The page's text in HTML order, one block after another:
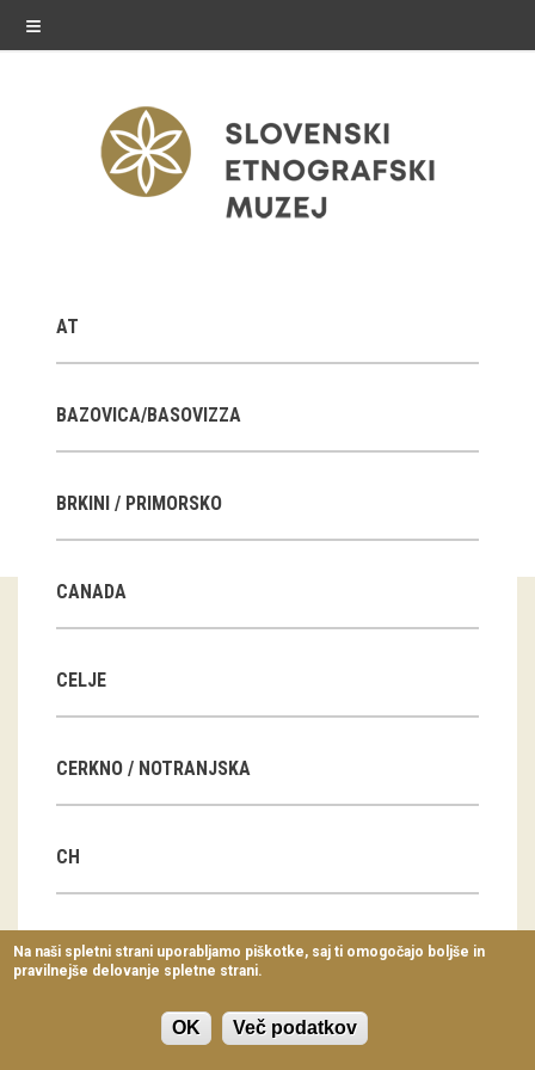
≡
Stalne razstave
Občasne razstave
E-razstave
Arhiv razstav
dogodki
Predavanja
Delavnice
Vodeni ogledi
AT
BAZOVICA/BASOVIZZA
BRKINI / PRIMORSKO
CANADA
CELJE
CERKNO / NOTRANJSKA
CH
CN
Na naši spletni strani uporabljamo piškotke, saj ti omogočajo boljše in
pravilnejše delovanje spletne strani.
OK Več podatkov